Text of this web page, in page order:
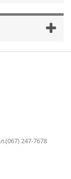
247-7678